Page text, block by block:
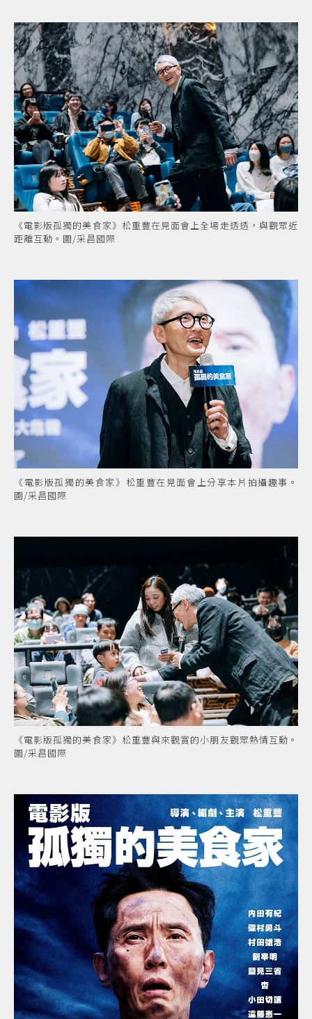
《電影版孤獨的美食家》松重豐在見面會上全場走透透，與觀眾近
距離互動。圖/采昌國際
《電影版孤獨的美食家》松重豐在見面會上分享本片拍攝趣事。
圖/采昌國際
《電影版孤獨的美食家》松重豐與來觀賞的小朋友觀眾熱情互動。
圖/采昌國際